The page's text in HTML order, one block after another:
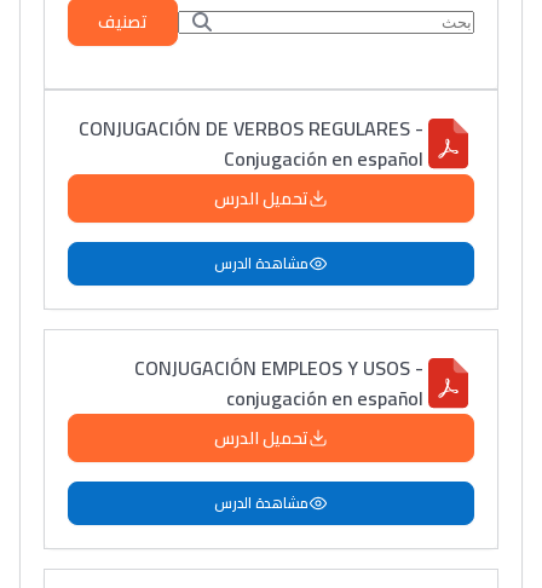
تصنيف
CONJUGACIÓN DE VERBOS REGULARES -
Conjugación en español
تحميل الدرس
مشاهدة الدرس
CONJUGACIÓN EMPLEOS Y USOS -
conjugación en español
تحميل الدرس
مشاهدة الدرس